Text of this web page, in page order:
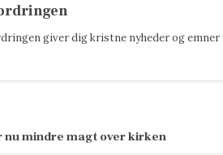
giver dig kristne nyheder og emner
nu mindre magt over kirken